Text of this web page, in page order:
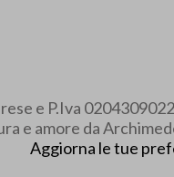
e P.Iva
e amore da
Aggiorna le tue